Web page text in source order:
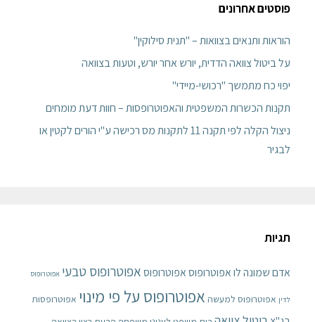
פוסטים אחרונים
הוראות ותנאים בצוואות – "תנית סילוקין"
על ביטול צוואה הדדית, יורש אחר יורש, וטעות בצוואה
יפוי כח מתמשך "רכושי-מיידי"
תקנות הכשרות המשפטית והאפוטרופסות – חוות דעת מומחים
ניצול הקלה לפי תקנה 11 לתקנות מס רכישה ע"י הורים לקטין או
לבגיר
תגיות
אדם שמונה לו אפוטרופוסאפוטרופוסאפוטרופוס טבעי אפוטרופוס
לדין אפוטרופוס למעשה אפוטרופוס על פי מינוי אפוטרופסות